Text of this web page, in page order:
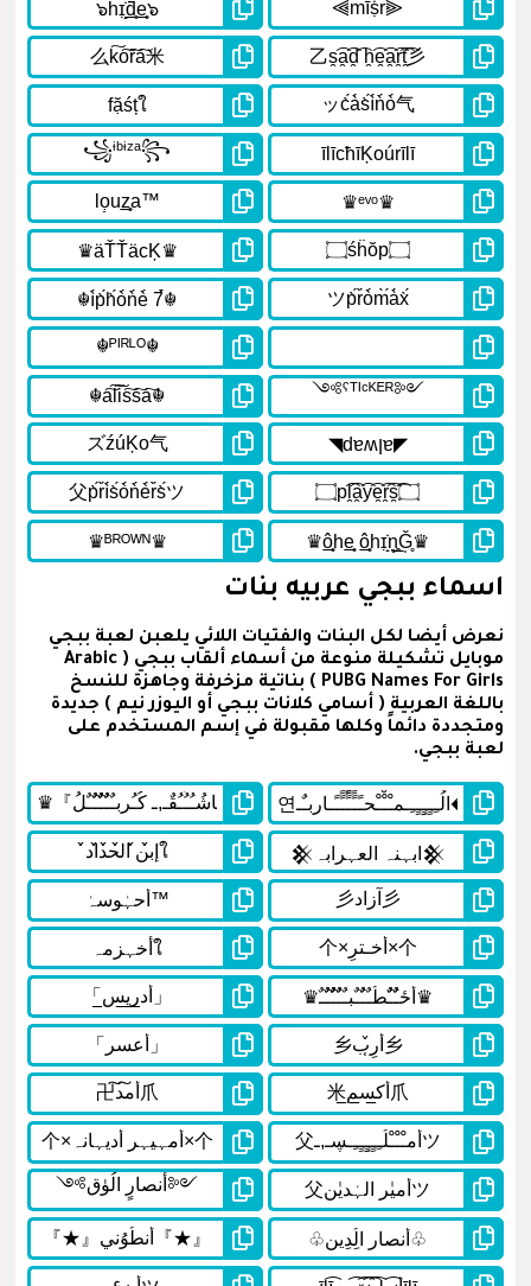
اسماء ببجي عربيه بنات
نعرض أيضا لكل البنات والفتيات اللائي يلعبن لعبة ببجي
موبايل تشكيلة منوعة من أسماء ألقاب ببجي ( Arabic
PUBG Names For Girls ) بناتية مزخرفة وجاهزة للنسخ
باللغة العربية ( أسامي كلانات ببجي أو اليوزر نيم ) جديدة
ومتجددة دائماً وكلها مقبولة في إسم المستخدم على
لعبة ببجي.